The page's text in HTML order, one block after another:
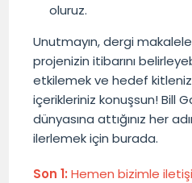
oluruz.
Unutmayın, dergi
projenizin itibarını
etkilemek ve hedef
içerikleriniz konuşsun! Bill
dünyasına attığınız her
ilerlemek için burada.
Son 1: Hemen bizimle